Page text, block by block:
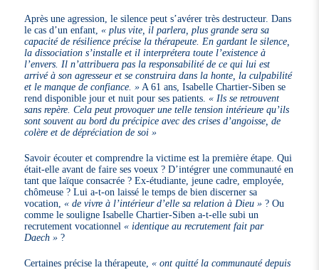
Après une agression, le silence peut s’avérer très destructeur. Dans
le cas d’un enfant,« plus vite, il parlera, plus grande sera sa
capacité de résilience précise la thérapeute. En gardant le silence,
la dissociation s’installe et il interprétera toute l’existence à
l’envers. Il n’attribuera pas la responsabilité de ce qui lui est
arrivé à son agresseur et se construira dans la honte, la culpabilité
et le manque de confiance. »A 61 ans, Isabelle Chartier-Siben se
rend disponible jour et nuit pour ses patients.« Ils se retrouvent
sans repère. Cela peut provoquer une telle tension intérieure qu’ils
sont souvent au bord du précipice avec des crises d’angoisse, de
colère et de dépréciation de soi »
Savoir écouter et comprendre la victime est la première étape. Qui
était-elle avant de faire ses voeux ? D’intégrer une communauté en
tant que laïque consacrée ? Ex-étudiante, jeune cadre, employée,
chômeuse ? Lui a-t-on laissé le temps de bien discerner sa
vocation,« de vivre à l’intérieur d’elle sa relation à Dieu » ? Ou
comme le souligne Isabelle Chartier-Siben a-t-elle subi un
recrutement vocationnel« identique au recrutement fait par
Daech » ?
Certaines précise la thérapeute,« ont quitté la communauté depuis